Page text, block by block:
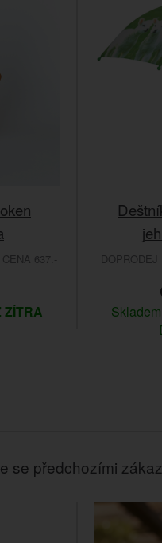
637.-
ZÍTRA
DOPRODEJ
Skladem
se předchozími